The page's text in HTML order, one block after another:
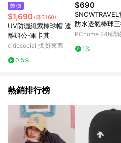
降價
$1,690 (降$160)
UV防曬繩索棒球帽 遠
離辦公-軍卡其
citiesocial 找 好東西
0.5%
$690
防水透氣棒球
色(900)
PChome 24h購
1%
熱銷排行榜